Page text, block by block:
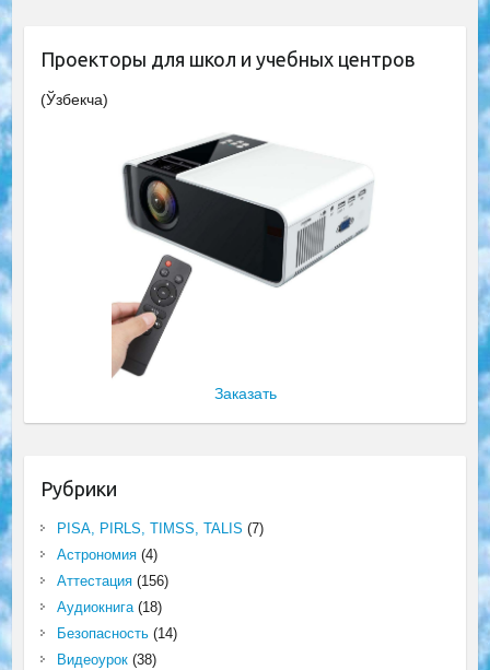
Проекторы для школ и учебных центров
(Ўзбекча)
Заказать
Рубрики
PISA, PIRLS, TIMSS, TALIS (7)
Астрономия(4)
Аттестация(156)
Аудиокнига(18)
Безопасность(14)
Видеоурок(38)